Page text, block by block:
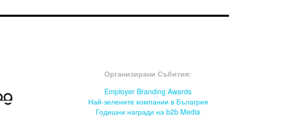
Организирани Събития:
Employer Branding Awards
Най-зелените компании в Бълагрия
Годишни награди на b2b Media